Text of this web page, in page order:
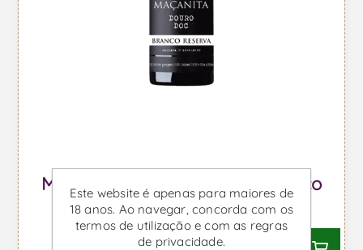
Maçanita Reserva - Vinho Branco
Desde €19,89 IVA incl.
Este website é apenas para maiores de
18 anos. Ao navegar, concorda com os
termos de utilização e com as regras
de privacidade.